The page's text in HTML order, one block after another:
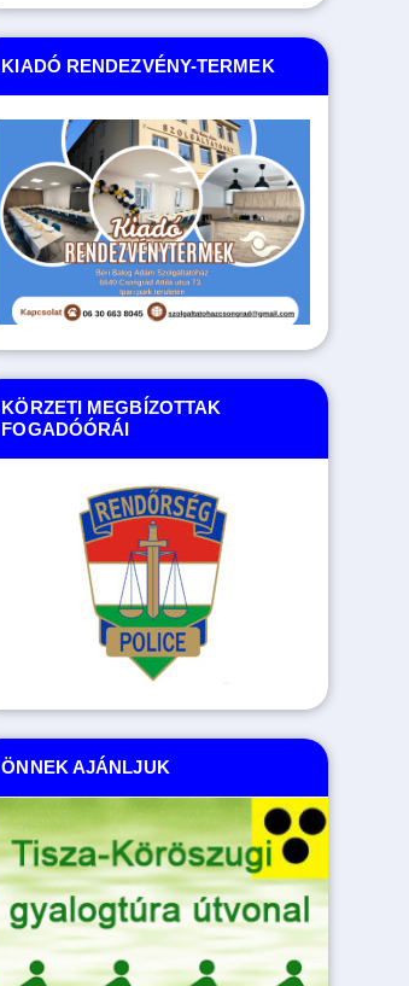
KIADÓ RENDEZVÉNY-TERMEK
KÖRZETI MEGBÍZOTTAK
FOGADÓÓRÁI
ÖNNEK AJÁNLJUK